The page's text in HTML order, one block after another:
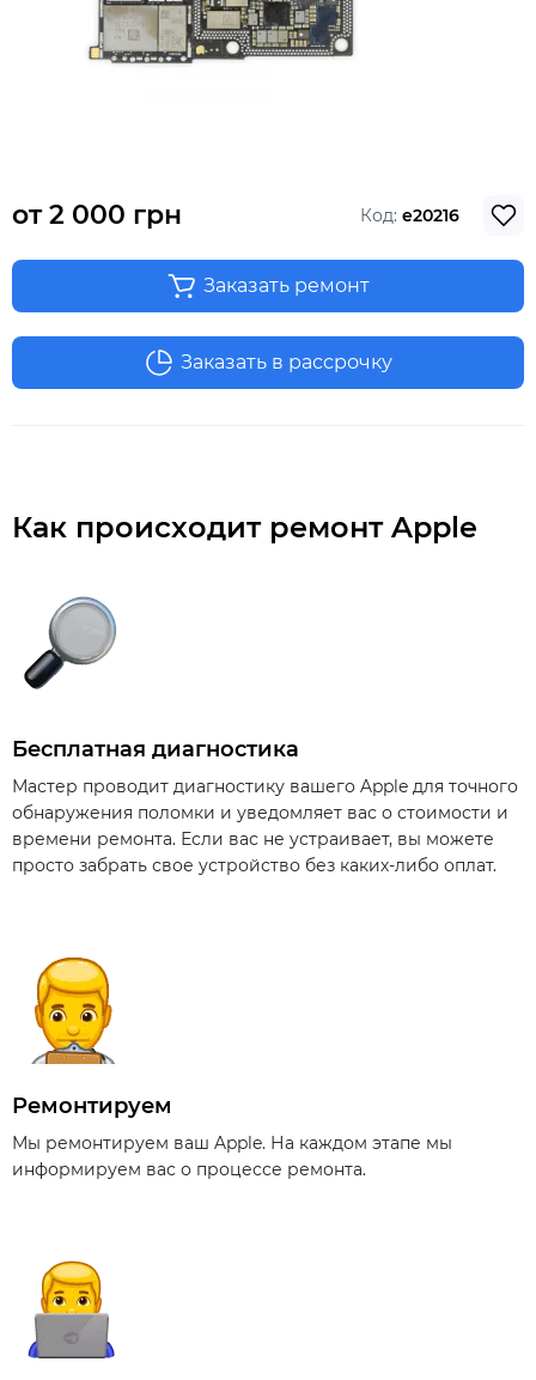
от 2 000 грн Код: e20216
Заказать ремонт
Заказать в рассрочку
Как происходит ремонт Apple
Бесплатная диагностика
Мастер проводит диагностику вашего Apple для точного
обнаружения поломки и уведомляет вас о стоимости и
времени ремонта. Если вас не устраивает, вы можете
просто забрать свое устройство без каких-либо оплат.
Ремонтируем
Мы ремонтируем ваш Apple. На каждом этапе мы
информируем вас о процессе ремонта.